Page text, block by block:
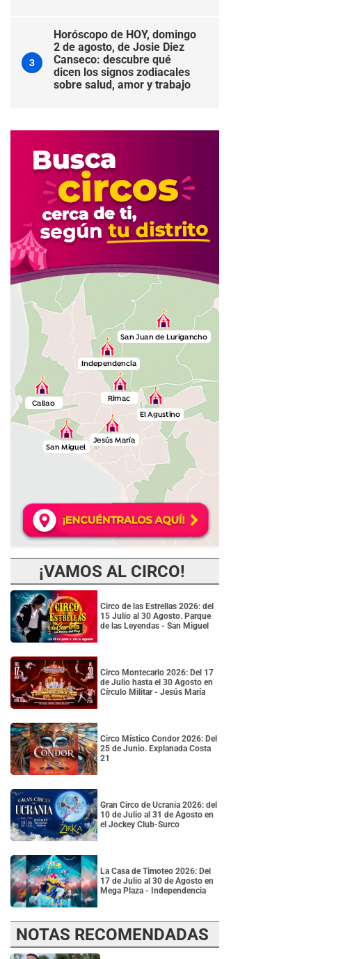
3
Horóscopo de HOY, domingo
2 de agosto, de Josie Diez
Canseco: descubre qué
dicen los signos zodiacales
sobre salud, amor y trabajo
¡VAMOS AL CIRCO!
Circo de las Estrellas 2026: del
15 Julio al 30 Agosto. Parque
de las Leyendas - San Miguel
Circo Montecarlo 2026: Del 17
de Julio hasta el 30 Agosto en
Círculo Militar - Jesús María
Circo Místico Condor 2026: Del
25 de Junio. Explanada Costa
21
Gran Circo de Ucrania 2026: del
10 de Julio al 31 de Agosto en
el Jockey Club-Surco
La Casa de Timoteo 2026: Del
17 de Julio al 30 de Agosto en
Mega Plaza - Independencia
NOTAS RECOMENDADAS